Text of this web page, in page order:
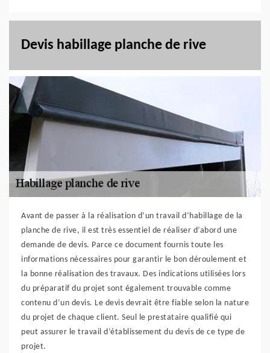
Devis habillage planche de rive
Avant de passer à la réalisation d’un travail d’habillage de la
planche de rive, il est très essentiel de réaliser d’abord une
demande de devis. Parce ce document fournis toute les
informations nécessaires pour garantir le bon déroulement et
la bonne réalisation des travaux. Des indications utilisées lors
du préparatif du projet sont également trouvable comme
contenu d’un devis. Le devis devrait être fiable selon la nature
du projet de chaque client. Seul le prestataire qualifié qui
peut assurer le travail d’établissement du devis de ce type de
projet.